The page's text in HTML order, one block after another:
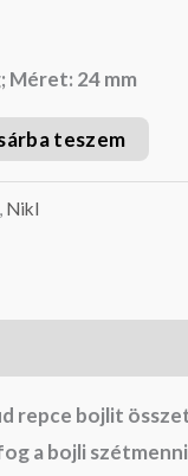
Méret: 24 mm
teszem
, Nikl
repce bojlit
a bojli